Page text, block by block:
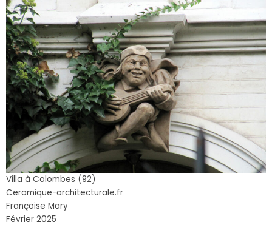
Villa à Colombes (92)
Ceramique-architecturale.fr
Françoise Mary
Février 2025